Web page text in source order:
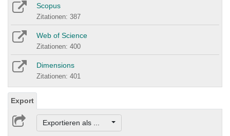
Scopus
Zitationen: 387
Web of Science
Zitationen: 400
Dimensions
Zitationen: 401
Export
Exportieren als ...